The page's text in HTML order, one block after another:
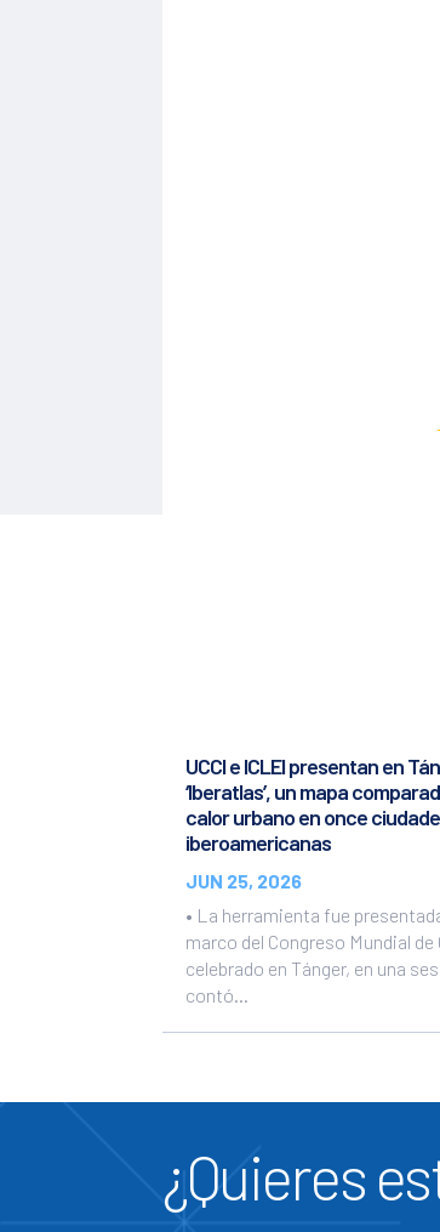
UCCI e ICLEI presentan en
‘Iberatlas’, un mapa
calor urbano en once
iberoamericanas
JUN 25, 2026
• La herramienta fue
marco del Congreso Mundial de
celebrado en Tánger, en una
contó...
¿Quieres